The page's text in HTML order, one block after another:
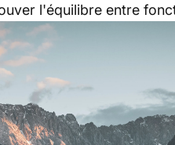
l'équilibre entre